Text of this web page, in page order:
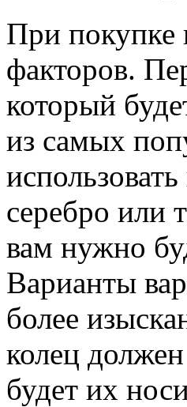
При покупке
факторов.
который
из самых
серебро или
вам нужно
Варианты
более
колец
будет их